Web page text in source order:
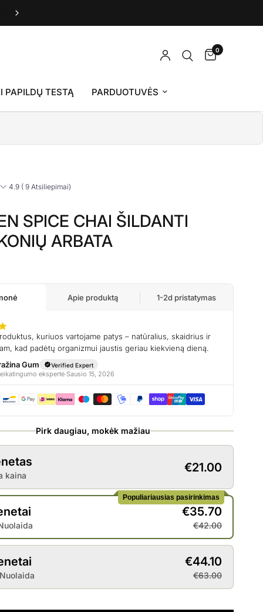
0
PAPILDŲ TESTĄ PARDUOTUVĖS
4.9 ( 9 Atsiliepimai)
SPICE CHAI ŠILDANTI
ARBATA
Pirk daugiau, mokėk mažiau
kaina
€21.00
Populiariausias pasirinkimas
€35.70
€42.00
€44.10
€63.00